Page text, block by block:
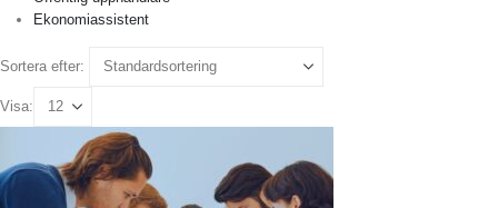
Ekonomiassistent
Sortera efter:
Visa: